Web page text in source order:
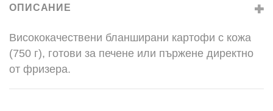
ОПИСАНИЕ
Висококачествени бланширани картофи с кожа
(750 г), готови за печене или пържене директно
от фризера.